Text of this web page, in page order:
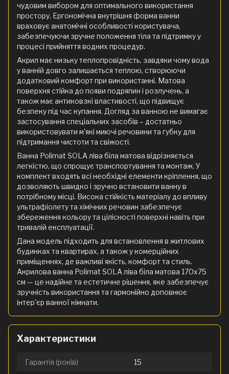
чудовим вибором для оптимального використання
простору. Ергономічна внутрішня форма ванни
враховує анатомічні особливості користувача,
забезпечуючи зручне положення тіла та підтримку у
процесі прийняття водних процедур.
Акрил має низьку теплопровідність, завдяки чому вода
у ванній довго залишається теплою, створюючи
додатковий комфорт при використанні. Матова
поверхня стійка до появи подряпин і розлучень, а
також має антиковзкі властивості, що підвищує
безпеку під час купання. Догляд за ванною не вимагає
застосування спеціальних засобів – достатньо
використовувати м'які миючі речовини та губку для
підтримання чистоти та свіжості.
Ванна Polimat SOLA ліва біла матова відрізняється
легкістю, що спрощує транспортування та монтаж. У
комплект входять всі необхідні елементи кріплення, що
дозволяють швидко і зручно встановити ванну в
потрібному місці. Висока стійкість матеріалу до впливу
ультрафіолету та хімічних речовин забезпечує
збереження кольору та цілісності поверхні навіть при
тривалій експлуатації.
Дана модель підходить для встановлення в житлових
будинках та квартирах, а також у комерційних
приміщеннях, де важливі якість, комфорт та стиль.
Акрилова ванна Polimat SOLA ліва біла матова 170х75
см — це надійне та естетичне рішення, яке забезпечує
зручність використання та гармонійно доповнює
інтер'єр ванної кімнати.
Характеристики
Гарантія (років) 15